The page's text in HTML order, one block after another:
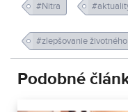
#Nitra
#zlepšovanie
Podobné